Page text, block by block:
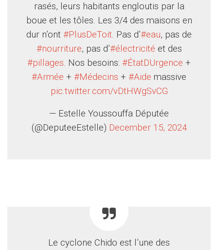
rasés, leurs habitants engloutis par la
boue et les tôles. Les 3/4 des maisons en
dur n’ont #PlusDeToit. Pas d’#eau, pas de
#nourriture, pas d’#électricité et des
#pillages. Nos besoins: #ÉtatDUrgence +
#Armée + #Médecins + #Aide massive
pic.twitter.com/vDtHWgSvCG
— Estelle Youssouffa Députée
(@DeputeeEstelle) December 15, 2024
Le cyclone Chido est l’une des